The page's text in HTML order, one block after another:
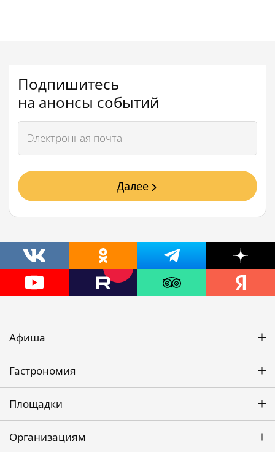
Подпишитесь
на анонсы событий
Далее
Афиша
Гастрономия
Площадки
Организациям